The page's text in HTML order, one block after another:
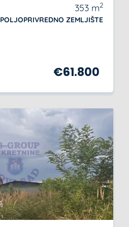
353 m2
POLJOPRIVREDNO ZEMLJIŠTE
€61.800